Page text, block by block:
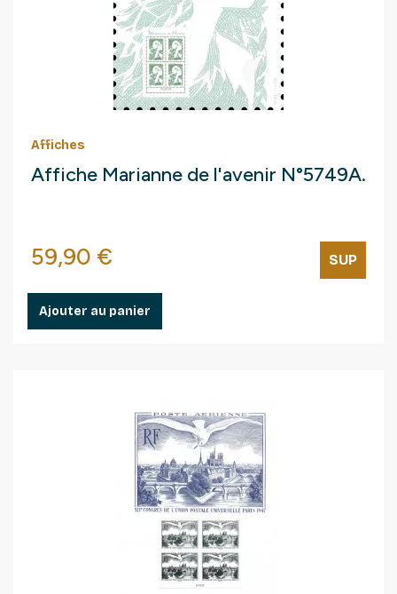
Affiches
Affiche Marianne de l'avenir N°5749A.
Prix
59,90 € SUP
Ajouter au panier